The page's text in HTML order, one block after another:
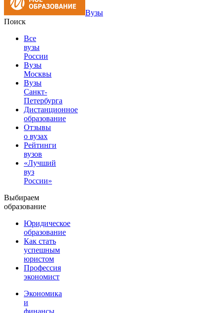
Вузы
Поиск
Все
вузы
России
Вузы
Москвы
Вузы
Санкт-
Петербурга
Дистанционное
образование
Отзывы
о вузах
Рейтинги
вузов
«Лучший
вуз
России»
Выбираем
образование
Юридическое
образование
Как стать
успешным
юристом
Профессия
экономист
Экономика
и
финансы